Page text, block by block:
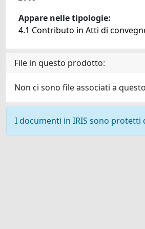
Appare nelle tipologie:
4.1 Contributo in Atti di
File in questo prodotto:
Non ci sono file associati a
I documenti in IRIS sono